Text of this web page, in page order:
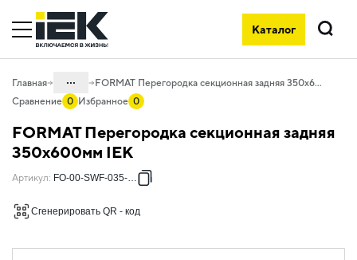
Каталог
Поиск
Главная ...
04. Щитовое оборудование
04.04 Шкафы металлические
04.04.03 Шкафы металлические
04.04.03.03 Элементы FORMAT PRO
FORMAT Перегородка секционная задняя 350х600мм IEK
Сравнение 0 Избранное 0
FORMAT Перегородка секционная задняя
350х600мм IEK
Артикул: FO-00-SWF-035-060
Сгенерировать QR - код